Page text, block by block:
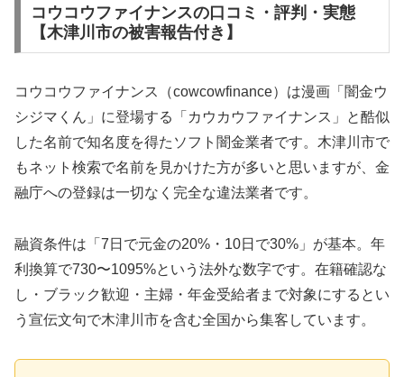
コウコウファイナンスの口コミ・評判・実態
【木津川市の被害報告付き】
コウコウファイナンス（cowcowfinance）は漫画「闇金ウ
シジマくん」に登場する「カウカウファイナンス」と酷似
した名前で知名度を得たソフト闇金業者です。木津川市で
もネット検索で名前を見かけた方が多いと思いますが、金
融庁への登録は一切なく完全な違法業者です。
融資条件は「7日で元金の20%・10日で30%」が基本。年
利換算で730〜1095%という法外な数字です。在籍確認な
し・ブラック歓迎・主婦・年金受給者まで対象にするとい
う宣伝文句で木津川市を含む全国から集客しています。